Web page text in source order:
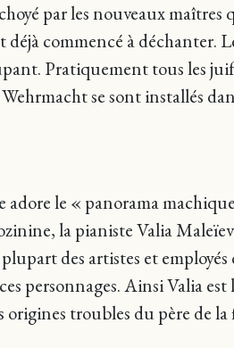
par les nouveaux maîtres
commencé à déchanter.
Pratiquement tous les
se sont installés
le « panorama
la pianiste Valia
des artistes et employés
personnages. Ainsi Valia est
origines troubles du père de la